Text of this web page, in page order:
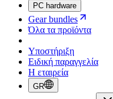
PC hardware
Gear bundles
Όλα τα προϊόντα
Υποστήριξη
Ειδική παραγγελία
Η εταιρεία
GR